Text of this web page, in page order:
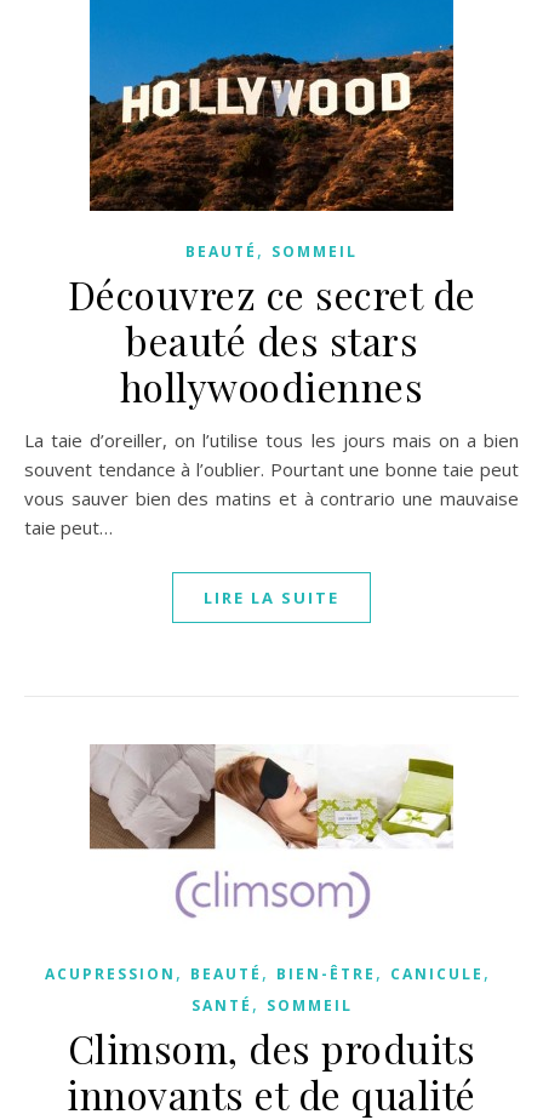
BEAUTÉ , SOMMEIL
Découvrez ce secret de
beauté des stars
hollywoodiennes
La taie d’oreiller, on l’utilise tous les jours mais on a bien
souvent tendance à l’oublier. Pourtant une bonne taie peut
vous sauver bien des matins et à contrario une mauvaise
taie peut…
LIRE LA SUITE
ACUPRESSION , BEAUTÉ , BIEN-ÊTRE , CANICULE ,
SANTÉ , SOMMEIL
Climsom, des produits
innovants et de qualité